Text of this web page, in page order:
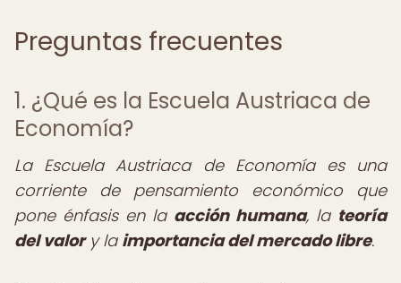
Preguntas frecuentes
1. ¿Qué es la Escuela Austriaca de
Economía?
La Escuela Austriaca de Economía es una
corriente de pensamiento económico que
pone énfasis en la acción humana, la teoría
del valory la importancia del mercado libre.